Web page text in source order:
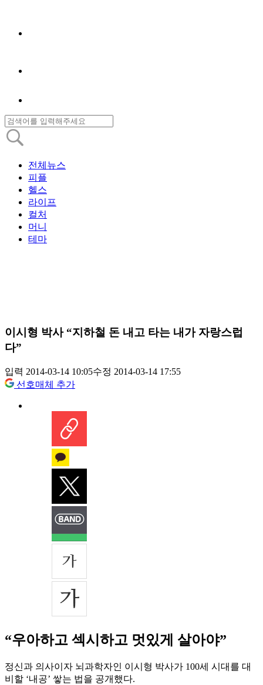
전체뉴스
피플
헬스
라이프
컬처
머니
테마
이시형 박사 “지하철 돈 내고 타는 내가 자랑스럽
다”
입력 2014-03-14 10:05수정 2014-03-14 17:55
선호매체 추가
“우아하고 섹시하고 멋있게 살아야”
정신과 의사이자 뇌과학자인 이시형 박사가 100세 시대를 대
비할 ‘내공’ 쌓는 법을 공개했다.